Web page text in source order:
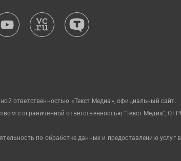
ответственностью «Текст Медиа», официальный сайт.
с ограниченной ответственностью "Текст Медиа",
по обработке данных и предоставлению